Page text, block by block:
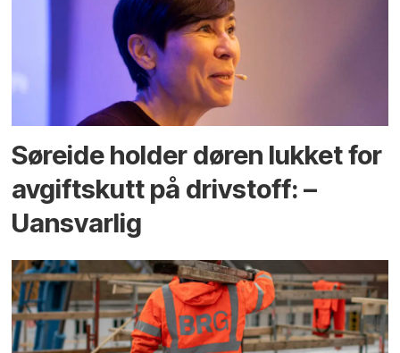
Søreide holder døren lukket for
avgiftskutt på drivstoff: –
Uansvarlig